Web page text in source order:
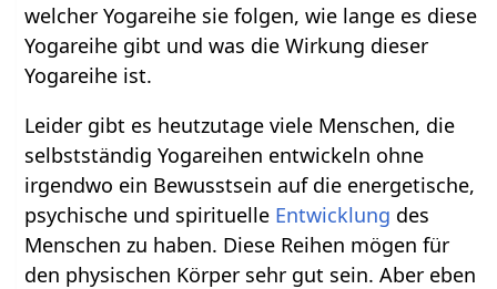
welcher Yogareihe sie folgen, wie lange es diese
Yogareihe gibt und was die Wirkung dieser
Yogareihe ist.
Leider gibt es heutzutage viele Menschen, die
selbstständig Yogareihen entwickeln ohne
irgendwo ein Bewusstsein auf die energetische,
psychische und spirituelle Entwicklung des
Menschen zu haben. Diese Reihen mögen für
den physischen Körper sehr gut sein. Aber eben